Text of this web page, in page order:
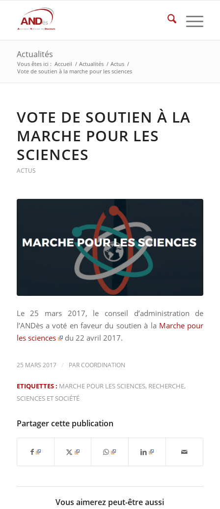
Actualités
Vous êtes ici : Accueil / Actualités / Actus /
Vote de soutien à la marche pour les sciences
VOTE DE SOUTIEN À LA
MARCHE POUR LES
SCIENCES
ACTUS
Le 25 mars 2017, le conseil d’administration de
l’ANDès a voté en faveur du soutien à la Marche pour
les sciences
du 22 avril 2017.
25 MARS 2017 / PARCOORDINATION
ETIQUETTES : MARCHE POUR LES SCIENCES, RECHERCHE,
SCIENCES ET SOCIÉTÉ
Partager cette publication
Vous aimerez peut-être aussi